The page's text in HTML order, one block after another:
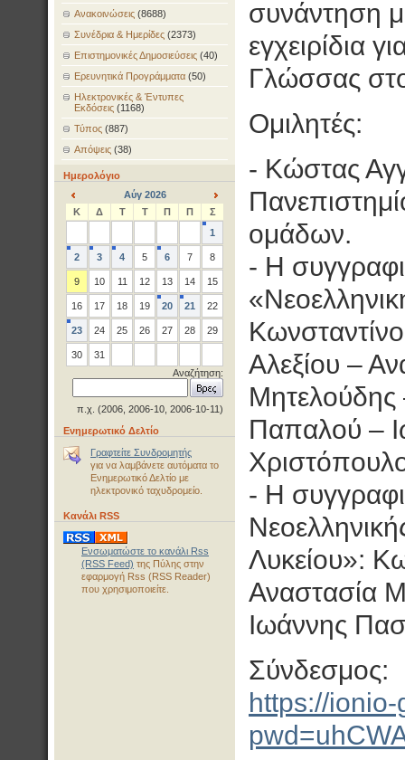
Ανακοινώσεις (8688)
Συνέδρια & Ημερίδες (2373)
Επιστημονικές Δημοσιεύσεις (40)
Ερευνητικά Προγράμματα (50)
Ηλεκτρονικές & Έντυπες
Εκδόσεις (1168)
Τύπος (887)
Απόψεις (38)
Ημερολόγιο
<
Αύγ 2026
>
Κ Δ Τ Τ Π Π
Σ
1
2 3 4 5 6 7 8
9 10 11 12 13 14 15
16 17 18 19 20 21 22
23 24 25 26 27 28 29
30
31
Αναζήτηση:
π.χ. (2006, 2006-10, 2006-10-11)
Ενημερωτικό Δελτίο
Γραφτείτε Συνδρομητής
για να λαμβάνετε αυτόματα το
Ενημερωτικό Δελτίο με
ηλεκτρονικό ταχυδρομείο.
Κανάλι RSS
Ενσωματώστε το κανάλι Rss
(RSS Feed) της Πύλης στην
εφαρμογή Rss (RSS Reader)
που χρησιμοποιείτε.
συνάντηση
εγχειρίδια
Γλώσσας
Ομιλητές:
- Κώστας
ομάδων.
- Η
Αλεξίου –
Μητελούδης
Παπαλού –
- Η
Λυκείου»:
Αναστασία
Ιωάννης
Σύνδεσμος:
https://